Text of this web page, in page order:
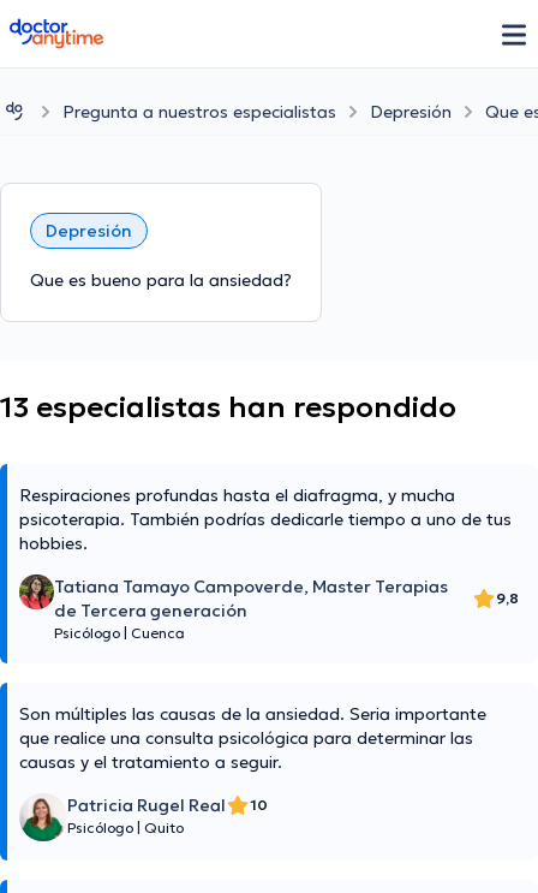
doctoranytime
Pregunta a nuestros especialistas Depresión Que
Depresión
Que es bueno para la ansiedad?
13 especialistas han respondido
Respiraciones profundas hasta el diafragma, y mucha
psicoterapia. También podrías dedicarle tiempo a uno de tus
hobbies.
Tatiana Tamayo Campoverde, Master Terapias
de Tercera generación
9,8
Psicólogo
Cuenca
Son múltiples las causas de la ansiedad. Seria importante
que realice una consulta psicológica para determinar las
causas y el tratamiento a seguir.
Patricia Rugel Real
10
Psicólogo Quito